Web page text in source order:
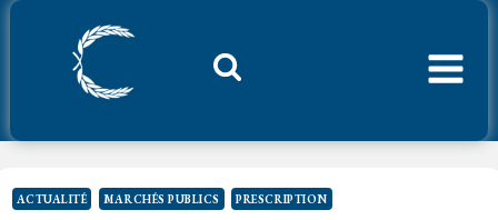
Aller
ACTUALITÉ MARCHÉS PUBLICS PRESCRIPTION